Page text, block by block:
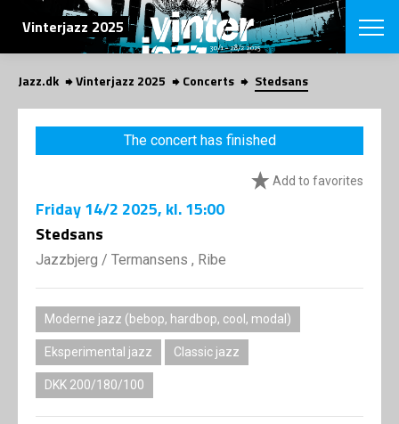
SEARCH
Vinterjazz 2025
Danish
CHOOSE
COPENHAGEN
Concerts
Contributors
Jazz.dk Vinterjazz 2025 Concerts Stedsans
The concert has finished
Add to favorites
Friday14/2 2025, kl. 15:00
Stedsans
Jazzbjerg / Termansens , Ribe
Moderne jazz (bebop, hardbop, cool, modal)
Eksperimental jazz Classic jazz
DKK 200/180/100